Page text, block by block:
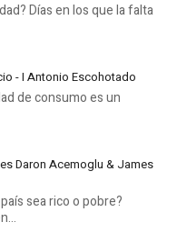
Días en los que la falta
- I Antonio Escohotado
de consumo es un
Daron Acemoglu & James
sea rico o pobre?